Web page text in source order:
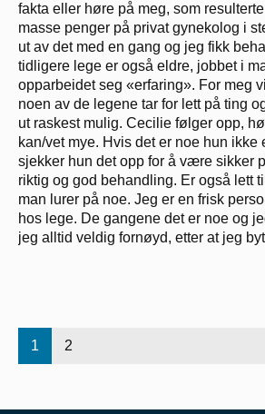
fakta eller høre på meg, som
masse penger på privat gynekolog i
ut av det med en gang og jeg fikk
tidligere lege er også eldre, jobbet i
opparbeidet seg «erfaring». For meg
noen av de legene tar for lett på ting
ut raskest mulig. Cecilie følger opp,
kan/vet mye. Hvis det er noe hun ikke
sjekker hun det opp for å være sikker
riktig og god behandling. Er også lett
man lurer på noe. Jeg er en frisk
hos lege. De gangene det er noe og
jeg alltid veldig fornøyd, etter at jeg
1 2